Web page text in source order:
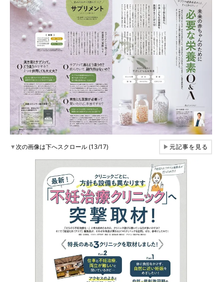
▼次の画像は下へスクロール (13/17) ▶元記事を見る